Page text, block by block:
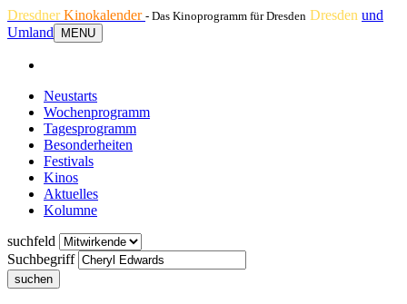
DresdnerKinokalender - Das Kinoprogramm für Dresden Dresden und
Umland
MENU
Neustarts
Wochenprogramm
Tagesprogramm
Besonderheiten
Festivals
Kinos
Aktuelles
Kolumne
suchfeld
Suchbegriff
suchen